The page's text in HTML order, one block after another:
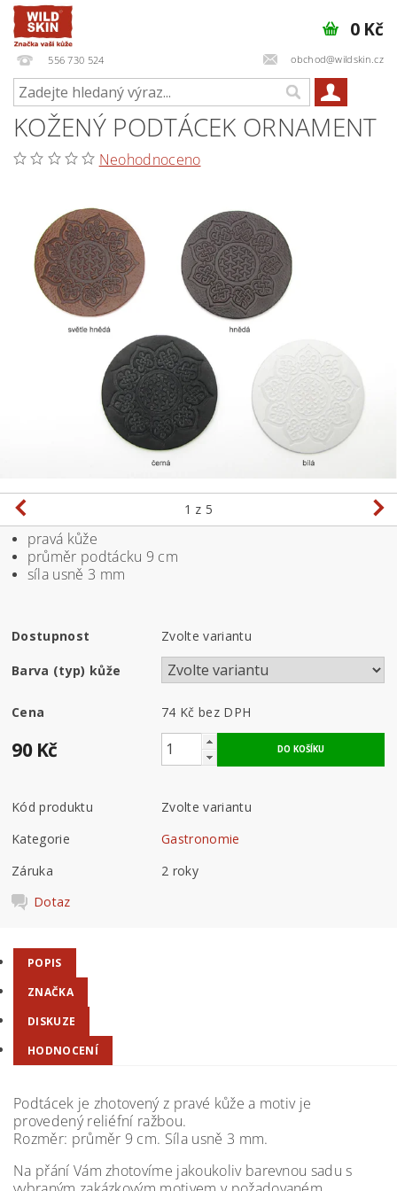
556 730 524 obchod@wildskin.cz
0 Kč
KOŽENÝ PODTÁCEK ORNAMENT
Neohodnoceno
1 z 5
pravá kůže
průměr podtácku 9 cm
síla usně 3 mm
Dostupnost Zvolte variantu
Barva (typ) kůže
Cena 74 Kč bez DPH
90 Kč
Kód produktu
Zvolte variantu
Kategorie
Gastronomie
Záruka
2 roky
Dotaz
POPIS
ZNAČKA
DISKUZE
HODNOCENÍ
Podtácek je zhotovený z pravé kůže a motiv je
provedený reliéfní ražbou.
Rozměr: průměr 9 cm. Síla usně 3 mm.
Na přání Vám zhotovíme jakoukoliv barevnou sadu s